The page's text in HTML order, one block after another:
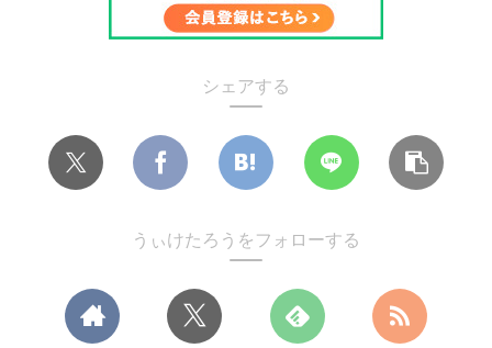
シェアする
うぃけたろうをフォローする